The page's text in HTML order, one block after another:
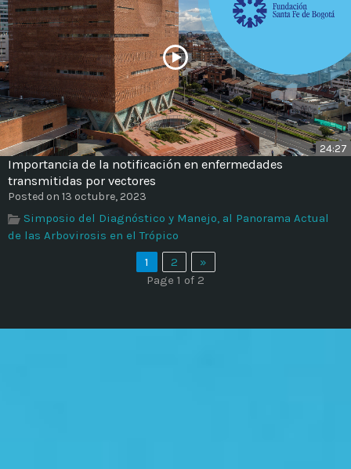
24:27
Importancia de la notificación en enfermedades
transmitidas por vectores
Posted on 13 octubre, 2023
Simposio del Diagnóstico y Manejo, al Panorama Actual
de las Arbovirosis en el Trópico
1
2
»
Page 1 of 2